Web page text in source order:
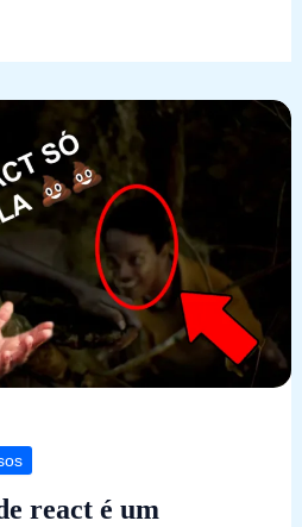
react é um